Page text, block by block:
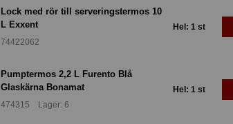
Lock med rör till serveringstermos 10
L Exxent
74422062
Hel: 1 st
Pumptermos 2,2 L Furento Blå
Glaskärna Bonamat
474315 Lager: 6
Hel: 1 st